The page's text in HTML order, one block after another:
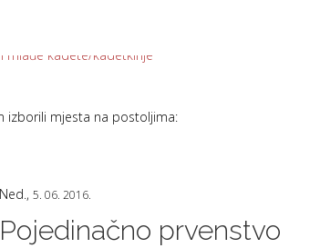
izborili mjesta na postoljima:
Ned.,5. 06. 2016.
Pojedinačno prvenstvo